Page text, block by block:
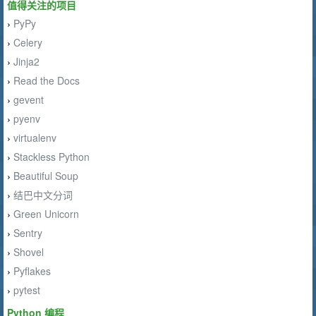
值得关注的项目
› PyPy
› Celery
› Jinja2
› Read the Docs
› gevent
› pyenv
› virtualenv
› Stackless Python
› Beautiful Soup
› 结巴中文分词
› Green Unicorn
› Sentry
› Shovel
› Pyflakes
› pytest
Python 编程